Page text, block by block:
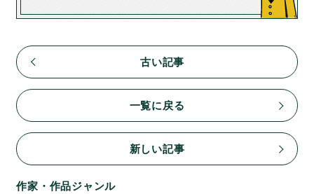
古い記事
一覧に戻る
新しい記事
作家・作品ジャンル